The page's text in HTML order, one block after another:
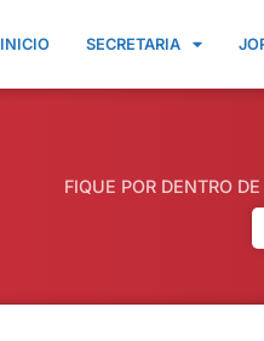
INICIO SECRETARIA
FIQUE POR DENTRO